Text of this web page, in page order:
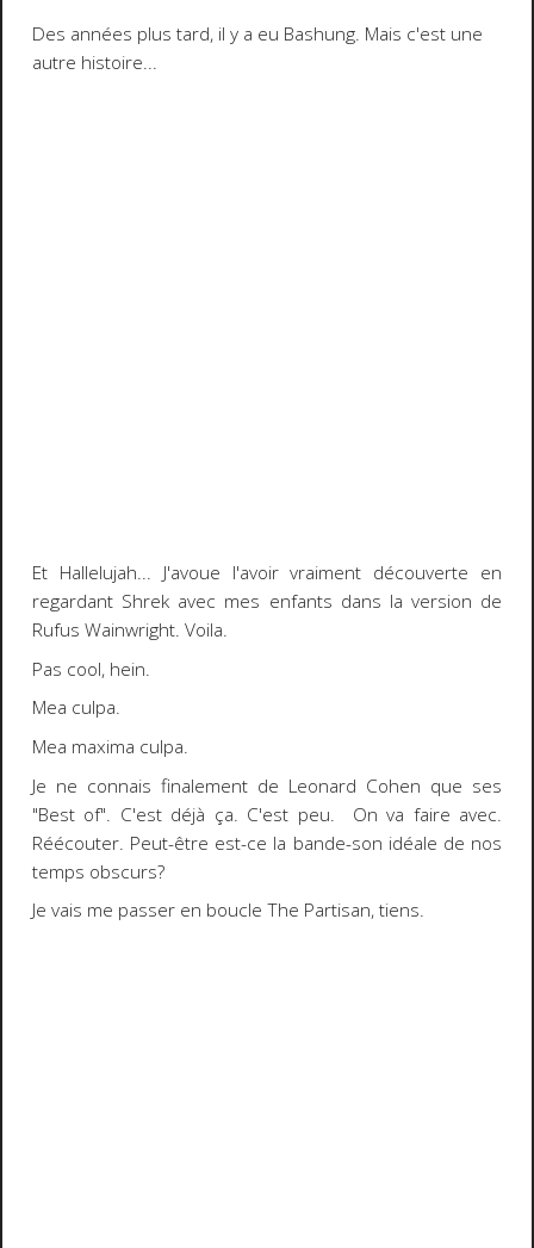
Des années plus tard, il y a eu Bashung. Mais c'est une
autre histoire...
Et Hallelujah... J'avoue l'avoir vraiment découverte en
regardant Shrek avec mes enfants dans la version de
Rufus Wainwright. Voila.
Pas cool, hein.
Mea culpa.
Mea maxima culpa.
Je ne connais finalement de Leonard Cohen que ses
"Best of". C'est déjà ça. C'est peu. On va faire avec.
Réécouter. Peut-être est-ce la bande-son idéale de nos
temps obscurs?
Je vais me passer en boucle The Partisan, tiens.